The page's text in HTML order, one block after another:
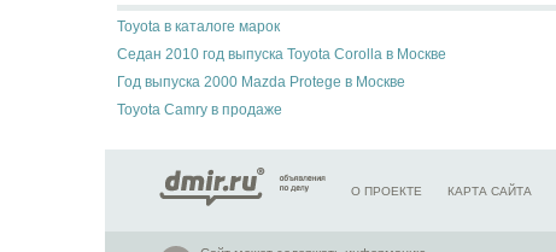
Toyota в каталоге марок
Седан 2010 год выпуска Toyota Corolla в Москве
Год выпуска 2000 Mazda Protege в Москве
Toyota Camry в продаже
О ПРОЕКТЕ КАРТА САЙТА